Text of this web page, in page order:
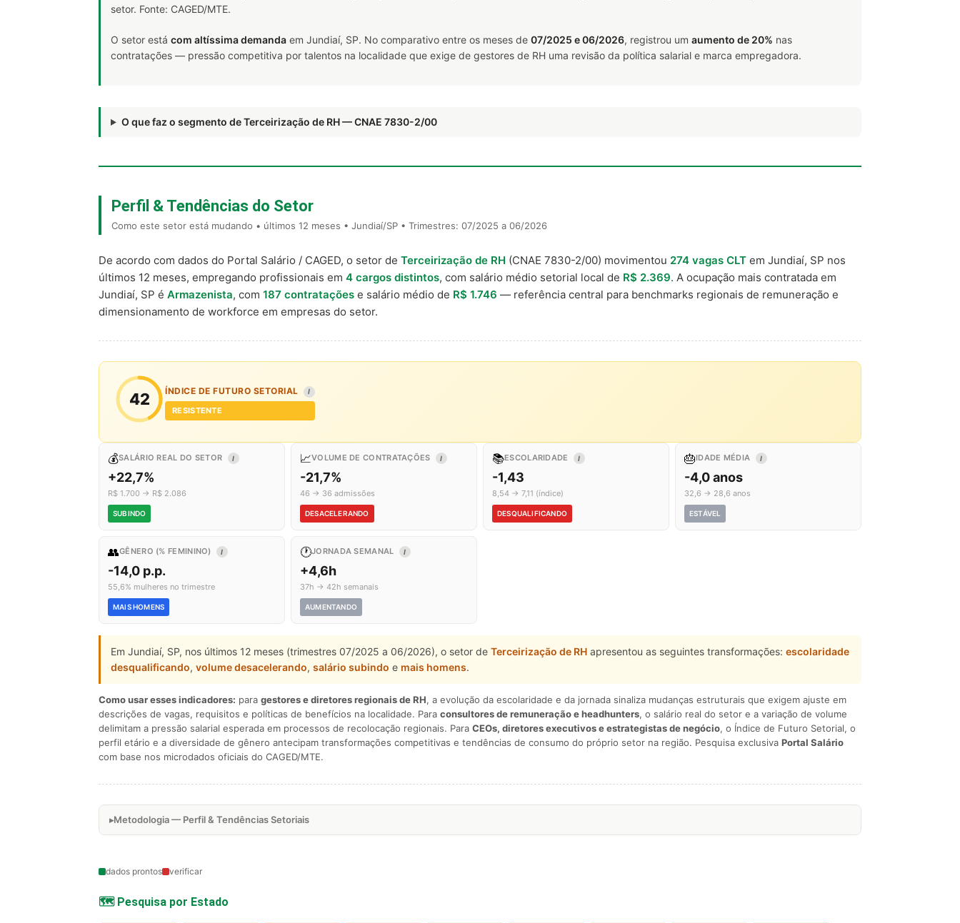
setor. Fonte: CAGED/MTE.
O setor está com altíssima demanda em Jundiaí, SP. No comparativo entre os meses de 07/2025 e 06/2026, registrou um aumento de 20% nas
contratações — pressão competitiva por talentos na localidade que exige de gestores de RH uma revisão da política salarial e marca empregadora.
O que faz o segmento de Terceirização de RH — CNAE 7830-2/00
Perfil & Tendências do Setor
Como este setor está mudando • últimos 12 meses • Jundiaí/SP • Trimestres: 07/2025 a 06/2026
De acordo com dados do Portal Salário / CAGED, o setor de Terceirização de RH (CNAE 7830-2/00) movimentou 274 vagas CLT em Jundiaí, SP nos
últimos 12 meses, empregando profissionais em 4 cargos distintos, com salário médio setorial local de R$ 2.369. A ocupação mais contratada em
Jundiaí, SP é Armazenista, com 187 contratações e salário médio de R$ 1.746 — referência central para benchmarks regionais de remuneração e
dimensionamento de workforce em empresas do setor.
42 ÍNDICE DE FUTURO SETORIAL I
RESISTENTE
💰SALÁRIO REAL DO SETOR I
+22,7%
R$ 1.700 → R$ 2.086
SUBINDO
📈VOLUME DE CONTRATAÇÕES I
-21,7%
46 → 36 admissões
DESACELERANDO
📚ESCOLARIDADE I
-1,43
8,54 → 7,11 (índice)
DESQUALIFICANDO
🎂IDADE MÉDIA I
-4,0 anos
32,6 → 28,6 anos
ESTÁVEL
👥GÊNERO (% FEMININO) I
-14,0 p.p.
55,6% mulheres no trimestre
MAIS HOMENS
🕐JORNADA SEMANAL I
+4,6h
37h → 42h semanais
AUMENTANDO
Em Jundiaí, SP, nos últimos 12 meses (trimestres 07/2025 a 06/2026), o setor de Terceirização de RH apresentou as seguintes transformações: escolaridade
desqualificando, volume desacelerando, salário subindo e mais homens.
Como usar esses indicadores: para gestores e diretores regionais de RH, a evolução da escolaridade e da jornada sinaliza mudanças estruturais que exigem ajuste em
descrições de vagas, requisitos e políticas de benefícios na localidade. Para consultores de remuneração e headhunters, o salário real do setor e a variação de volume
delimitam a pressão salarial esperada em processos de recolocação regionais. Para CEOs, diretores executivos e estrategistas de negócio, o Índice de Futuro Setorial, o
perfil etário e a diversidade de gênero antecipam transformações competitivas e tendências de consumo do próprio setor na região. Pesquisa exclusiva Portal Salário
com base nos microdados oficiais do CAGED/MTE.
Metodologia — Perfil & Tendências Setoriais
dados prontos verificar
🗺️ Pesquisa por Estado